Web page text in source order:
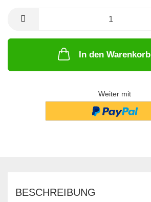
In den Warenkorb
Weiter mit
BESCHREIBUNG